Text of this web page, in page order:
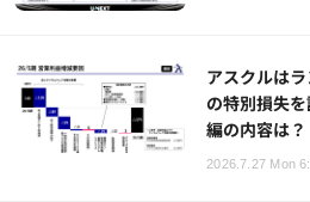
アスクルは
の特別損失
編の内容は？
2026.7.27 Mon